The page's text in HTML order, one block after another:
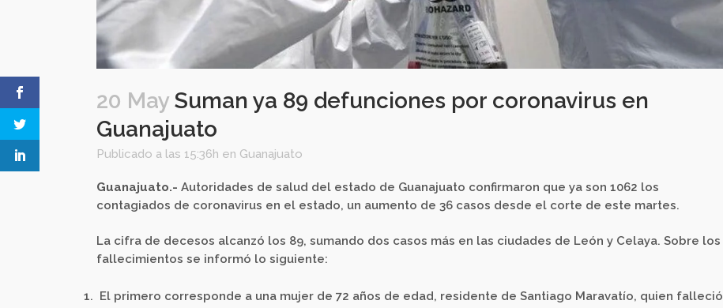
20 May Suman ya 89 defunciones por coronavirus en
Guanajuato
Publicado a las 15:36h en Guanajuato
Guanajuato.- Autoridades de salud del estado de Guanajuato confirmaron que ya son 1062 los
contagiados de coronavirus en el estado, un aumento de 36 casos desde el corte de este martes.
La cifra de decesos alcanzó los 89, sumando dos casos más en las ciudades de León y Celaya. Sobre los
fallecimientos se informó lo siguiente:
El primero corresponde a una mujer de 72 años de edad, residente de Santiago Maravatío, quien falleció